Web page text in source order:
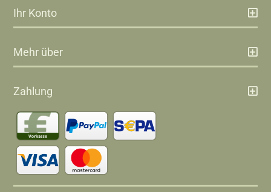
Ihr Konto
Mehr über
Zahlung